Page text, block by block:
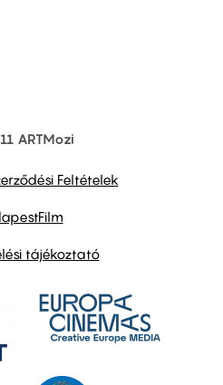
ARTMozi
Feltételek
tájékoztató